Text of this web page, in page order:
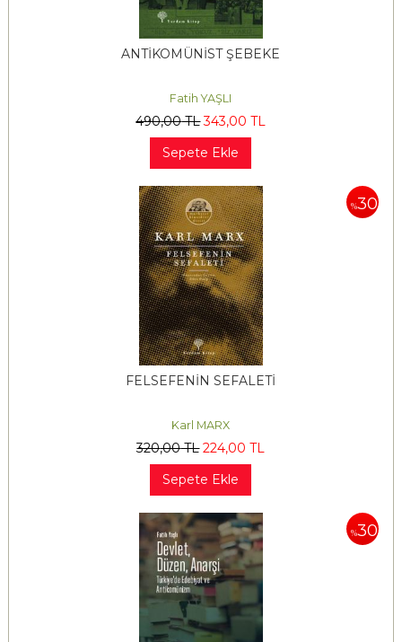
ANTİKOMÜNİST ŞEBEKE
Fatih YAŞLI
490,00TL 343,00 TL
Sepete Ekle
%30
FELSEFENİN SEFALETİ
Karl MARX
320,00TL 224,00 TL
Sepete Ekle
%30